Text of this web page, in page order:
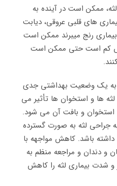
ممکن است در آینده به
های قلبی عروقی، دیابت
بیماری رنج میبرند ممکن است
کم است حتی ممکن است
به یک وضعیت بهداشتی جدی
ها و استخوان ها تأثیر می
استخوان و بافت آن می شود.
جراحی لثه به صورت گسترده
داشته باشد. کاهش مواجهه با
و دندان و مراجعه منظم به
شدت بیماری لثه را کاهش